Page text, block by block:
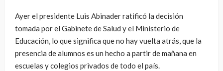
Ayer el presidente Luis Abinader ratificó la decisión
tomada por el Gabinete de Salud y el Ministerio de
Educación, lo que significa que no hay vuelta atrás, que la
presencia de alumnos es un hecho a partir de mañana en
escuelas y colegios privados de todo el país.